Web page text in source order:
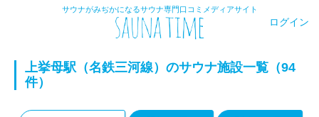
サウナがみぢかになるサウナ専門口コミメディアサイト
ログイン
上挙母駅（名鉄三河線）のサウナ施設一覧（94
件）